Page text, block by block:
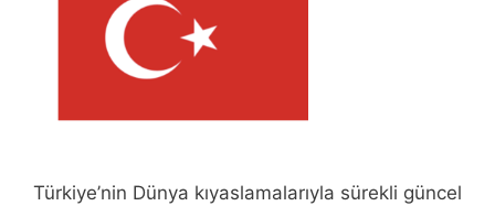
Türkiye’nin Dünya kıyaslamalarıyla sürekli güncel